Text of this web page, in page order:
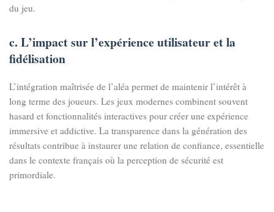
du jeu.
c. L’impact sur l’expérience utilisateur et la
fidélisation
L’intégration maîtrisée de l’aléa permet de maintenir l’intérêt à
long terme des joueurs. Les jeux modernes combinent souvent
hasard et fonctionnalités interactives pour créer une expérience
immersive et addictive. La transparence dans la génération des
résultats contribue à instaurer une relation de confiance, essentielle
dans le contexte français où la perception de sécurité est
primordiale.